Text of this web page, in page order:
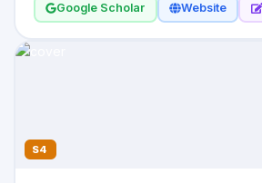
Google Scholar Website
S4